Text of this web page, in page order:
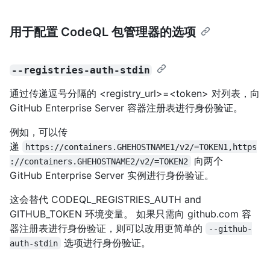
用于配置 CodeQL 包管理器的选项
--registries-auth-stdin
通过传递逗号分隔的 <registry_url>=<token> 对列表，向
GitHub Enterprise Server 容器注册表进行身份验证。
例如，可以传
递
https://containers.GHEHOSTNAME1/v2/=TOKEN1,https
://containers.GHEHOSTNAME2/v2/=TOKEN2
向两个
GitHub Enterprise Server 实例进行身份验证。
这会替代 CODEQL_REGISTRIES_AUTH and
GITHUB_TOKEN 环境变量。 如果只需向 github.com 容
器注册表进行身份验证，则可以改用更简单的
--github-
auth-stdin
选项进行身份验证。